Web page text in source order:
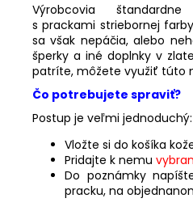
Výrobcovia
s prackami striebornej
sa však nepáčia, alebo
šperky a iné doplnky v
patríte, môžete využiť túto
Čo potrebujete spraviť?
Postup je veľmi jednoduchý:
Vložte si do košíka
Pridajte k nemu
Do poznámky
pracku, na